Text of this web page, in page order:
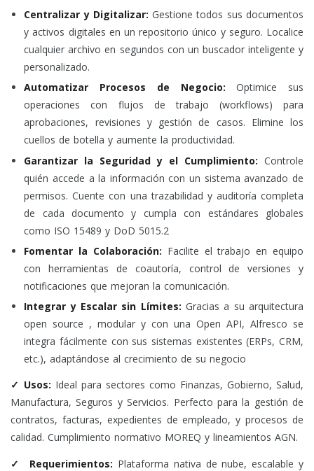
Centralizar y Digitalizar: Gestione todos sus documentos
y activos digitales en un repositorio único y seguro. Localice
cualquier archivo en segundos con un buscador inteligente y
personalizado.
Automatizar Procesos de Negocio: Optimice sus
operaciones con flujos de trabajo (workflows) para
aprobaciones, revisiones y gestión de casos. Elimine los
cuellos de botella y aumente la productividad.
Garantizar la Seguridad y el Cumplimiento: Controle
quién accede a la información con un sistema avanzado de
permisos. Cuente con una trazabilidad y auditoría completa
de cada documento y cumpla con estándares globales
como ISO 15489 y DoD 5015.2
Fomentar la Colaboración: Facilite el trabajo en equipo
con herramientas de coautoría, control de versiones y
notificaciones que mejoran la comunicación.
Integrar y Escalar sin Límites: Gracias a su arquitectura
open source , modular y con una Open API, Alfresco se
integra fácilmente con sus sistemas existentes (ERPs, CRM,
etc.), adaptándose al crecimiento de su negocio
✓ Usos: Ideal para sectores como Finanzas, Gobierno, Salud,
Manufactura, Seguros y Servicios. Perfecto para la gestión de
contratos, facturas, expedientes de empleado, y procesos de
calidad. Cumplimiento normativo MOREQ y lineamientos AGN.
✓ Requerimientos: Plataforma nativa de nube, escalable y